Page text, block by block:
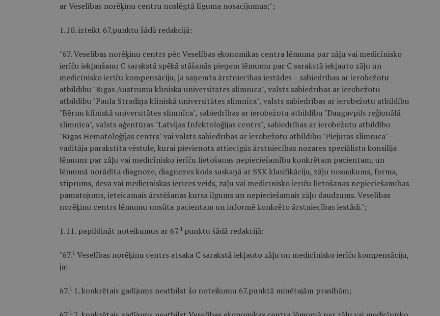
ar Veselības norēķinu centru noslēgtā līguma nosacījumus;";
1.10. izteikt 67.punktu šādā redakcijā:
"67. Veselības norēķinu centrs pēc Veselības ekonomikas centra lēmuma par zāļu vai medicīnisko
ierīču iekļaušanu C sarakstā spēkā stāšanās pieņem lēmumu par C sarakstā iekļauto zāļu un
medicīnisko ierīču kompensāciju, ja saņemta ārstniecības iestādes – sabiedrības ar ierobežotu
atbildību "Rīgas Austrumu klīniskā universitātes slimnīca", valsts sabiedrības ar ierobežotu
atbildību "Paula Stradiņa klīniskā universitātes slimnīca", valsts sabiedrības ar ierobežotu atbildību
"Bērnu klīniskā universitātes slimnīca", sabiedrības ar ierobežotu atbildību "Daugavpils reģionālā
slimnīca", valsts aģentūras "Latvijas Infektoloģijas centrs", sabiedrības ar ierobežotu atbildību
"Rīgas Hematoloģijas centrs" vai valsts sabiedrības ar ierobežotu atbildību "Piejūras slimnīca" –
vadītāja parakstīta vēstule, kurai pievienots attiecīgās ārstniecības nozares speciālistu konsilija
lēmums par zāļu vai medicīnisko ierīču lietošanas nepieciešamību konkrētam pacientam, un
lēmumā norādīta diagnoze, diagnozes kods saskaņā ar SSK klasifikāciju, zāļu nosaukums, forma,
stiprums, deva vai medicīniskās ierīces veids, zāļu vai medicīnisko ierīču lietošanas nepieciešamības
pamatojums, ieteicamais ārstēšanas kursa ilgums un nepieciešamais zāļu daudzums. Veselības
norēķinu centrs lēmumu nosūta pacientam un informē konkrēto ārstniecības iestādi.";
1.11. papildināt noteikumus ar 67. 1 punktu šādā redakcijā:
"67. 1 Veselības norēķinu centrs atsaka C sarakstā iekļauto zāļu un medicīnisko ierīču kompensāciju,
ja:
67. 1 1. konkrētais gadījums neatbilst šo noteikumu 67.punktā minētajām prasībām;
1